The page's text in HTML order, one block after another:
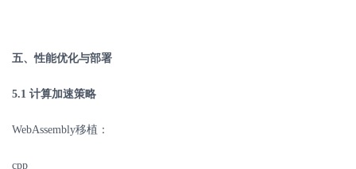
五、性能优化与部署
5.1 计算加速策略
WebAssembly移植：
cpp